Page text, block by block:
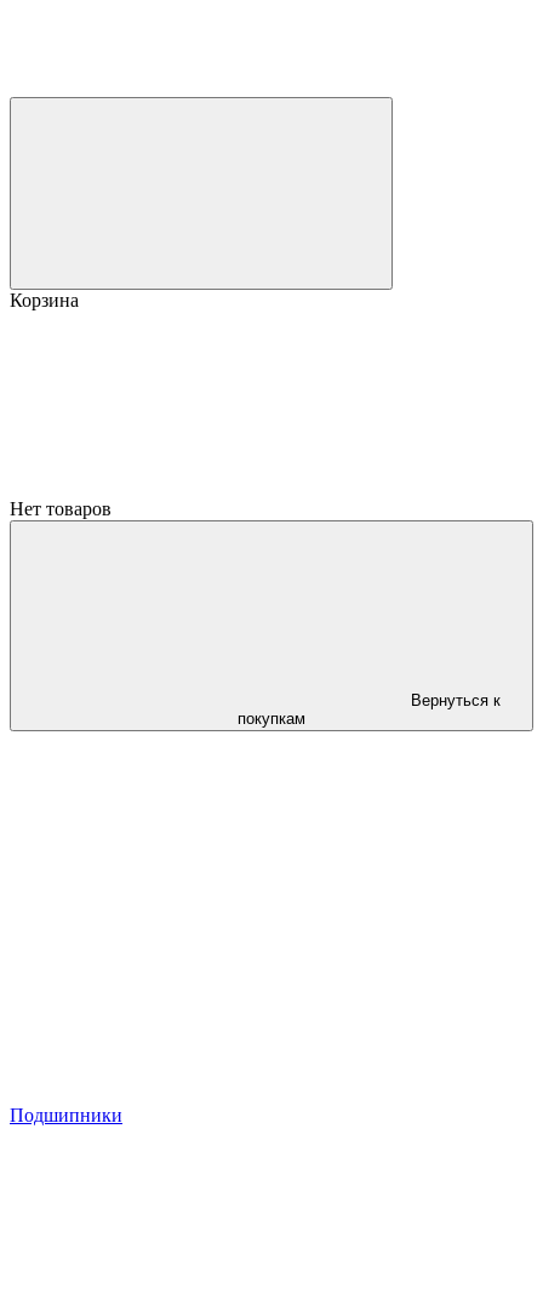
Корзина
Нет товаров
Вернуться к
покупкам
Подшипники